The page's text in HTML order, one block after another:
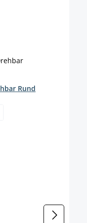
Rund